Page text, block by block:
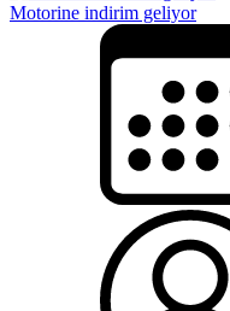
Motorine indirim geliyor